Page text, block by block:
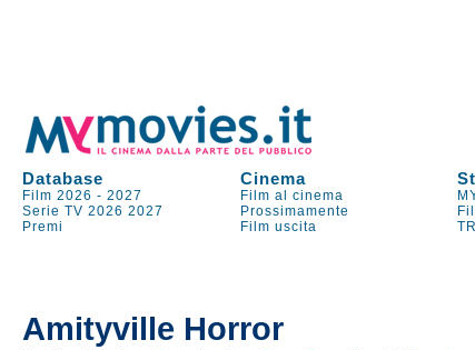
Database Cinema
Film 2026 -2027 Film al cinema
Serie TV 2026 2027 Prossimamente
Premi
Film uscita
Amityville Horror